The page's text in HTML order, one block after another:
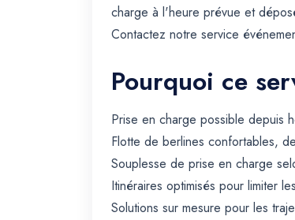
charge à l'heure prévue et
Contactez notre service
Pourquoi ce
Prise en charge possible depuis
Flotte de berlines confortables,
Souplesse de prise en charge
Itinéraires optimisés pour limiter
Solutions sur mesure pour les